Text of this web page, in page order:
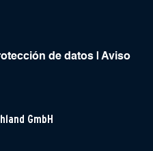
de datos
Aviso
GmbH